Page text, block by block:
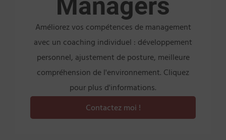
Managers
Améliorez vos compétences de management
avec un coaching individuel : développement
personnel, ajustement de posture, meilleure
compréhension de l'environnement. Cliquez
pour plus d'informations.
Contactez moi !